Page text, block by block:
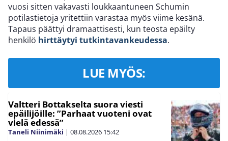
vuosi sitten vakavasti loukkaantuneen Schumin
potilastietoja yritettiin varastaa myös viime kesänä.
Tapaus päättyi dramaattisesti, kun teosta epäilty
henkilö hirttäytyi tutkintavankeudessa.
LUE MYÖS:
Valtteri Bottakselta suora viesti
epäilijöille: ”Parhaat vuoteni ovat
vielä edessä”
Taneli Niinimäki | 08.08.2026 15:42